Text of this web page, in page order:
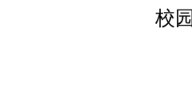
校园